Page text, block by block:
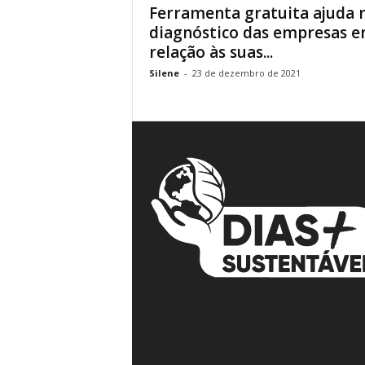
Ferramenta gratuita ajuda
diagnóstico das empresas
relação às suas...
Silene - 23 de dezembro de 2021